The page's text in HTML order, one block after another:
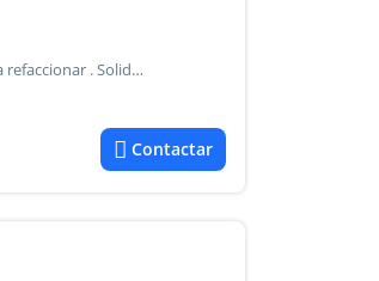
+++ Ideal inversores planos de municipales y de subdivision aprobados edificio a refaccionar . Solida construccion - consta de pb y dos pisos - superficie cubierta: 342 m2 - superficie descubierta: 62 m2 - supericie total: 404 m2 son nueve unidades funcionales , de ellas , dos son locales comerciales. Servicios conectados: electrcidad - agua coriente y cloacas - gas natural (solo en una unidad) ideal inversores
Contactar